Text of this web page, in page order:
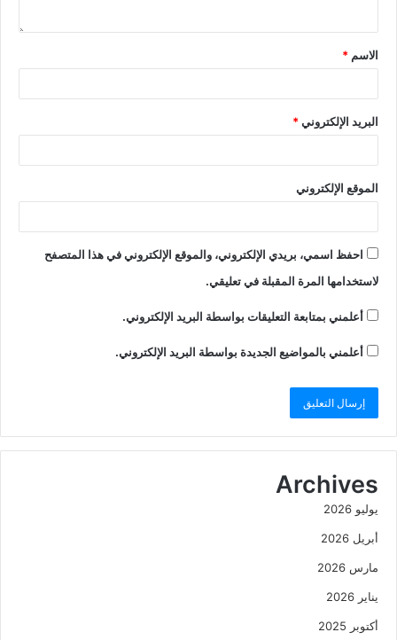
الاسم *
البريد الإلكتروني*
الموقع الإلكتروني
احفظ اسمي، بريدي الإلكتروني، والموقع الإلكتروني في هذا المتصفح
لاستخدامها المرة المقبلة في تعليقي.
أعلمني بمتابعة التعليقات بواسطة البريد الإلكتروني.
أعلمني بالمواضيع الجديدة بواسطة البريد الإلكتروني.
Archives
يوليو 2026
أبريل 2026
مارس 2026
يناير 2026
أكتوبر 2025